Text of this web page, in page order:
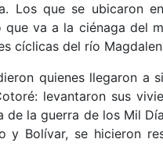
Los que se ubicaron
va a la ciénaga del
cíclicas del río
quienes llegaron a
levantaron sus
de la guerra de los Mil
y Bolívar, se hicieron